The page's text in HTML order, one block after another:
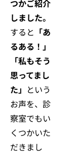
つかご紹介
しました。
すると 「あ
るある！」
「私もそう
思ってまし
た」 という
お声を、診
察室でもい
くつかいた
だきまし